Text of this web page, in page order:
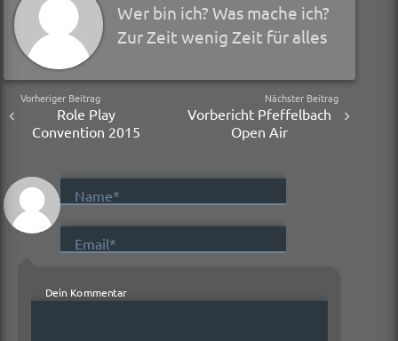
Wer bin ich? Was mache ich?
Zur Zeit wenig Zeit für alles
Vorheriger Beitrag
Role Play
Convention 2015
Nächster Beitrag
Vorbericht Pfeffelbach
Open Air
Name*
Email*
Dein Kommentar